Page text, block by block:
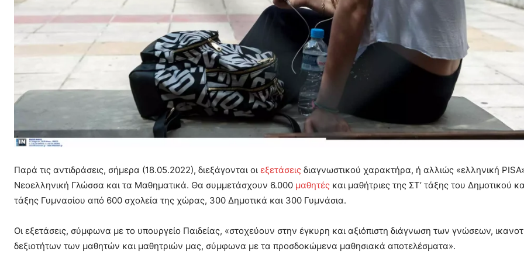
Παρά τις αντιδράσεις, σήμερα (18.05.2022), διεξάγονται οι εξετάσεις διαγνωστικού χαρακτήρα, ή αλλιώς «ελληνική
Νεοελληνική Γλώσσα και τα Μαθηματικά. Θα συμμετάσχουν 6.000 μαθητές και μαθήτριες της ΣΤ’ τάξης του Δημοτικού
τάξης Γυμνασίου από 600 σχολεία της χώρας, 300 Δημοτικά και 300 Γυμνάσια.
Οι εξετάσεις, σύμφωνα με το υπουργείο Παιδείας, «στοχεύουν στην έγκυρη και αξιόπιστη διάγνωση των γνώσεων,
δεξιοτήτων των μαθητών και μαθητριών μας, σύμφωνα με τα προσδοκώμενα μαθησιακά αποτελέσματα».